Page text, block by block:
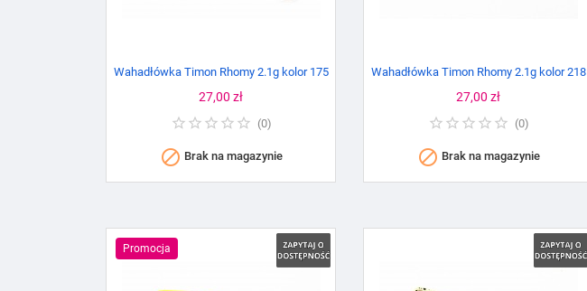
Wahadłówka Timon Rhomy 2.1g kolor 175
Cena
27,00 zł
(0)
 Brak na magazynie
Wahadłówka Timon Rhomy 2.1g kolor 218
Cena
27,00 zł
(0)
 Brak na magazynie
Promocja